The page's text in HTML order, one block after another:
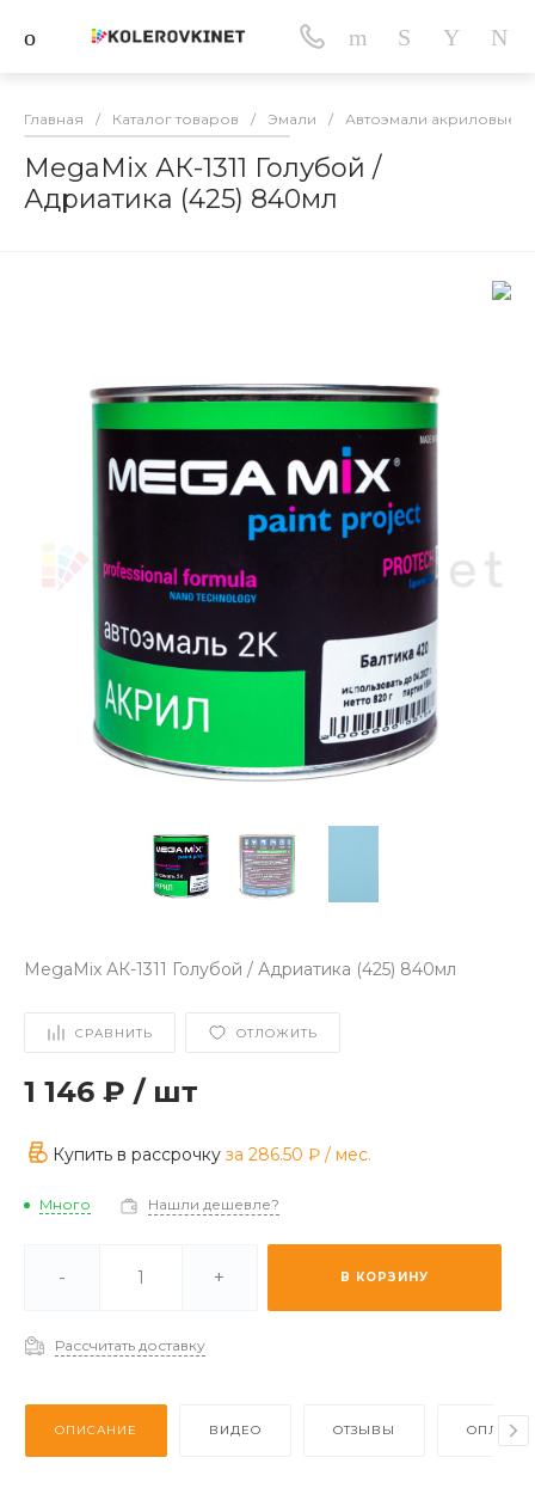
Главная / Каталог товаров / Эмали / Автоэмали акриловые
MegaMix АК-1311 Голубой /
Адриатика (425) 840мл
MegaMix АК-1311 Голубой / Адриатика (425) 840мл
СРАВНИТЬ ОТЛОЖИТЬ
1 146 ₽ / шт
Купить в рассрочку за 286.50 ₽ / мес.
Много Нашли дешевле?
- + В КОРЗИНУ
Рассчитать доставку
ОПИСАНИЕ ВИДЕО ОТЗЫВЫ ОПЛАТА